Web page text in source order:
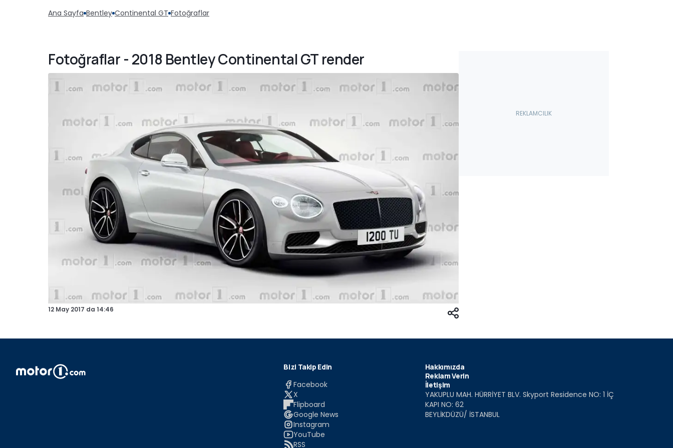
Ana Sayfa Bentley Continental GT Fotoğraflar
Fotoğraflar - 2018 Bentley Continental GT render
12 May 2017 da 14:46
Bizi Takip Edin
Facebook
X
Flipboard
Google News
Instagram
YouTube
RSS
Hakkımızda
Reklam Verin
İletişim
YAKUPLU MAH. HÜRRİYET BLV. Skyport Residence NO: 1 İÇ
KAPI NO: 62
BEYLİKDÜZÜ/ İSTANBUL